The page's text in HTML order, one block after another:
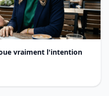
vraiment l'intention